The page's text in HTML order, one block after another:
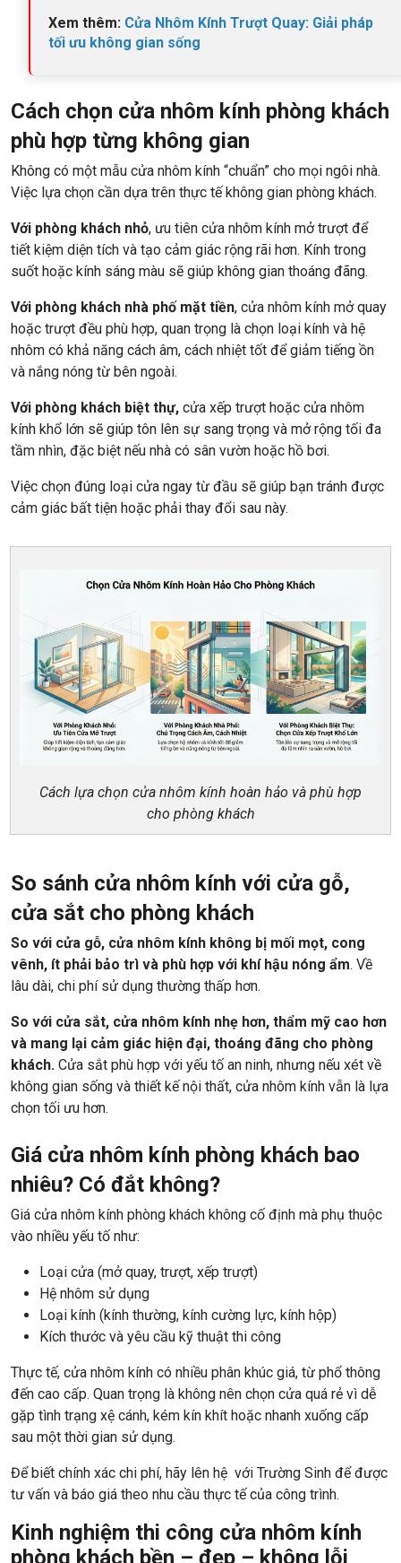
Xem thêm: Cửa Nhôm Kính Trượt Quay: Giải pháp
tối ưu không gian sống
Cách chọn cửa nhôm kính phòng khách
phù hợp từng không gian
Không có một mẫu cửa nhôm kính “chuẩn” cho mọi ngôi nhà.
Việc lựa chọn cần dựa trên thực tế không gian phòng khách.
Với phòng khách nhỏ, ưu tiên cửa nhôm kính mở trượt để
tiết kiệm diện tích và tạo cảm giác rộng rãi hơn. Kính trong
suốt hoặc kính sáng màu sẽ giúp không gian thoáng đãng.
Với phòng khách nhà phố mặt tiền, cửa nhôm kính mở quay
hoặc trượt đều phù hợp, quan trọng là chọn loại kính và hệ
nhôm có khả năng cách âm, cách nhiệt tốt để giảm tiếng ồn
và nắng nóng từ bên ngoài.
Với phòng khách biệt thự, cửa xếp trượt hoặc cửa nhôm
kính khổ lớn sẽ giúp tôn lên sự sang trọng và mở rộng tối đa
tầm nhìn, đặc biệt nếu nhà có sân vườn hoặc hồ bơi.
Việc chọn đúng loại cửa ngay từ đầu sẽ giúp bạn tránh được
cảm giác bất tiện hoặc phải thay đổi sau này.
Cách lựa chọn cửa nhôm kính hoàn hảo và phù hợp
cho phòng khách
So sánh cửa nhôm kính với cửa gỗ,
cửa sắt cho phòng khách
So với cửa gỗ, cửa nhôm kính không bị mối mọt, cong
vênh, ít phải bảo trì và phù hợp với khí hậu nóng ẩm. Về
lâu dài, chi phí sử dụng thường thấp hơn.
So với cửa sắt, cửa nhôm kính nhẹ hơn, thẩm mỹ cao hơn
và mang lại cảm giác hiện đại, thoáng đãng cho phòng
khách. Cửa sắt phù hợp với yếu tố an ninh, nhưng nếu xét về
không gian sống và thiết kế nội thất, cửa nhôm kính vẫn là lựa
chọn tối ưu hơn.
Giá cửa nhôm kính phòng khách bao
nhiêu? Có đắt không?
Giá cửa nhôm kính phòng khách không cố định mà phụ thuộc
vào nhiều yếu tố như:
Loại cửa (mở quay, trượt, xếp trượt)
Hệ nhôm sử dụng
Loại kính (kính thường, kính cường lực, kính hộp)
Kích thước và yêu cầu kỹ thuật thi công
Thực tế, cửa nhôm kính có nhiều phân khúc giá, từ phổ thông
đến cao cấp. Quan trọng là không nên chọn cửa quá rẻ vì dễ
gặp tình trạng xệ cánh, kém kín khít hoặc nhanh xuống cấp
sau một thời gian sử dụng.
Để biết chính xác chi phí, hãy lên hệ với Trường Sinh để được
tư vấn và báo giá theo nhu cầu thực tế của công trình.
Kinh nghiệm thi công cửa nhôm kính